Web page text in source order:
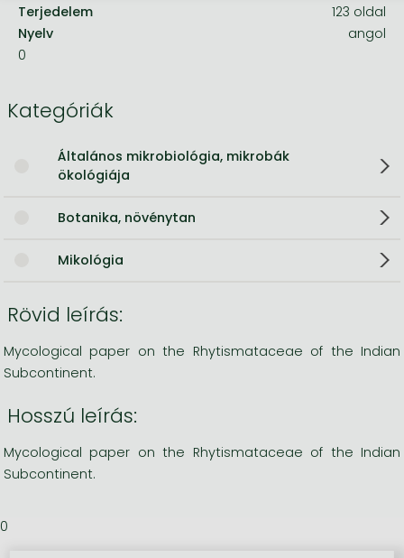
Terjedelem
123 oldal
Nyelv
angol
0
Kategóriák
Általános mikrobiológia, mikrobák
ökológiája
Botanika, növénytan
Mikológia
Rövid leírás:
Mycological paper on the Rhytismataceae of the Indian
Subcontinent.
Hosszú leírás:
Mycological paper on the Rhytismataceae of the Indian
Subcontinent.
0